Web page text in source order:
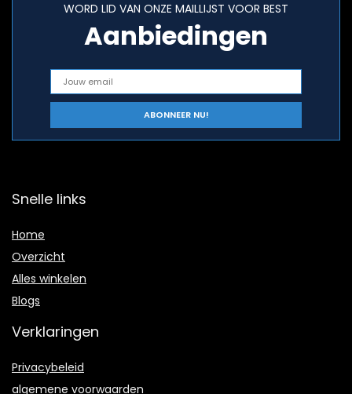
WORD LID VAN ONZE MAILLIJST VOOR BEST
Aanbiedingen
Snelle links
Home
Overzicht
Alles winkelen
Blogs
Verklaringen
Privacybeleid
algemene voorwaarden